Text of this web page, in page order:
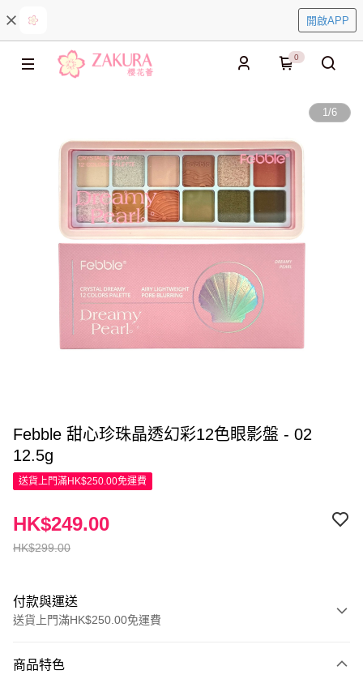
開啟APP
0
1/6
Febble 甜心珍珠晶透幻彩12色眼影盤 - 02
12.5g
送貨上門滿HK$250.00免運費
HK$299.00
HK$249.00
付款與運送
送貨上門滿HK$250.00免運費
信用卡
商品特色